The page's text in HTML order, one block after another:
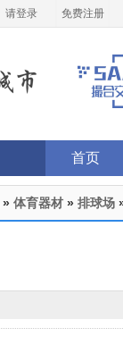
请登录 免费注册
首页
» 体育器材 » 排球场